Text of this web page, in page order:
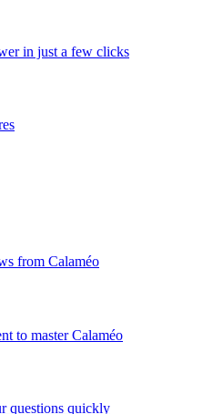
in just a few clicks
from Calaméo
to master Calaméo
questions quickly